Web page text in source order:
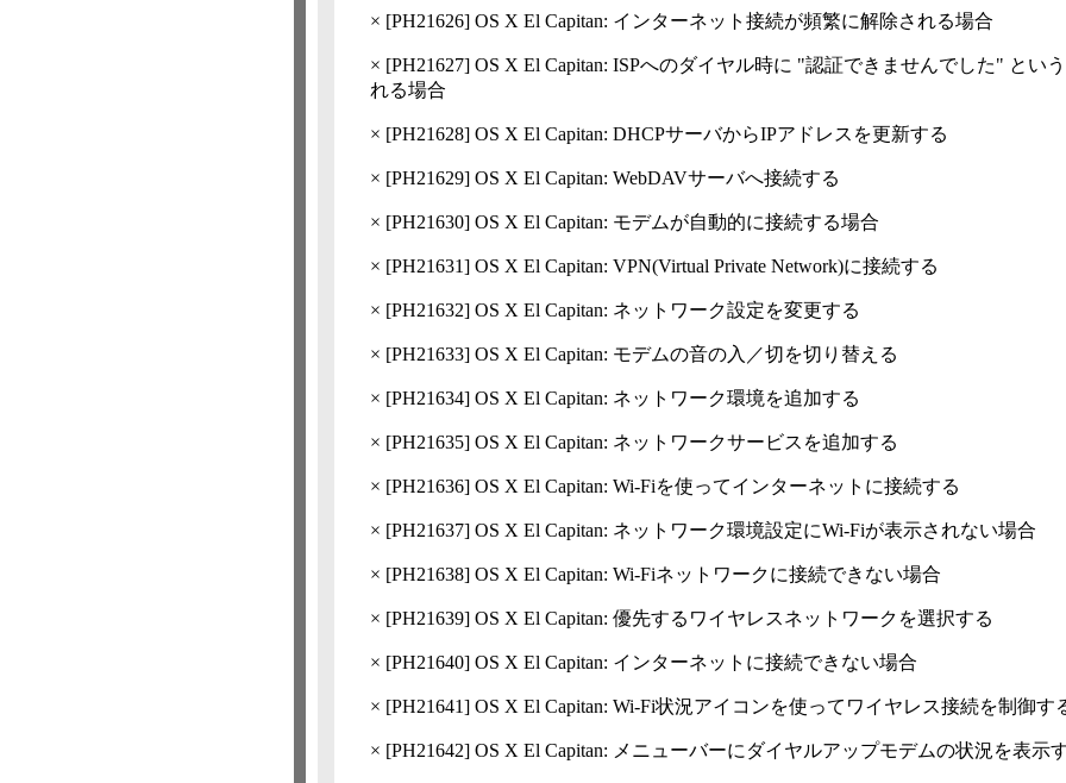
× [PH21626] OS X El Capitan: インターネット接続が頻繁に解除される場合
× [PH21627] OS X El Capitan: ISPへのダイヤル時に "認証できませんでした" とい
れる場合
× [PH21628] OS X El Capitan: DHCPサーバからIPアドレスを更新する
× [PH21629] OS X El Capitan: WebDAVサーバへ接続する
× [PH21630] OS X El Capitan: モデムが自動的に接続する場合
× [PH21631] OS X El Capitan: VPN(Virtual Private Network)に接続する
× [PH21632] OS X El Capitan: ネットワーク設定を変更する
× [PH21633] OS X El Capitan: モデムの音の入／切を切り替える
× [PH21634] OS X El Capitan: ネットワーク環境を追加する
× [PH21635] OS X El Capitan: ネットワークサービスを追加する
× [PH21636] OS X El Capitan: Wi-Fiを使ってインターネットに接続する
× [PH21637] OS X El Capitan: ネットワーク環境設定にWi-Fiが表示されない場合
× [PH21638] OS X El Capitan: Wi-Fiネットワークに接続できない場合
× [PH21639] OS X El Capitan: 優先するワイヤレスネットワークを選択する
× [PH21640] OS X El Capitan: インターネットに接続できない場合
× [PH21641] OS X El Capitan: Wi-Fi状況アイコンを使ってワイヤレス接続を制御す
× [PH21642] OS X El Capitan: メニューバーにダイヤルアップモデムの状況を表示